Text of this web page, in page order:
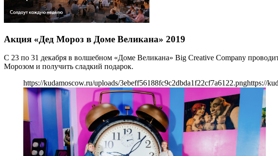
Акция «Дед Мороз в Доме Великана» 2019
С 23 по 31 декабря в волшебном «Доме Великана» Big Creative Company
Морозом и получить сладкий подарок.
https://kudamoscow.ru/uploads/3ebeff56188fc9c2dbda1f22cf7a6122.pnghttps://